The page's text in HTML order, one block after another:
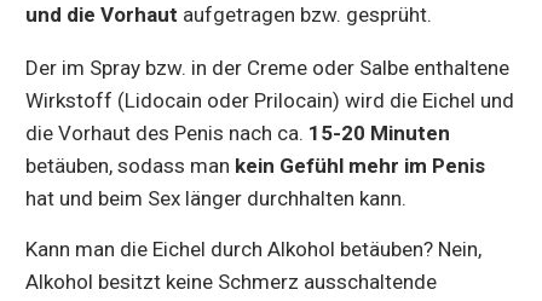
und die Vorhaut aufgetragen bzw. gesprüht.
Der im Spray bzw. in der Creme oder Salbe enthaltene
Wirkstoff (Lidocain oder Prilocain) wird die Eichel und
die Vorhaut des Penis nach ca. 15-20 Minuten
betäuben, sodass man kein Gefühl mehr im Penis
hat und beim Sex länger durchhalten kann.
Kann man die Eichel durch Alkohol betäuben? Nein,
Alkohol besitzt keine Schmerz ausschaltende